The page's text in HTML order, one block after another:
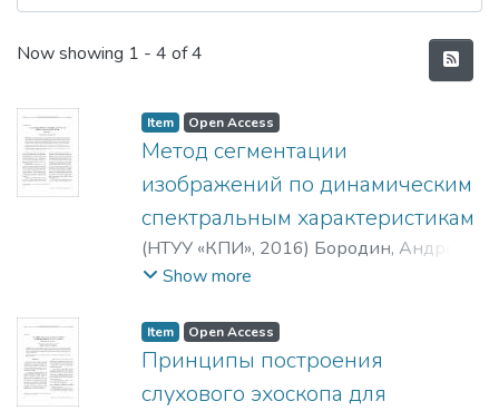
Recent Submissions
Now showing 1 - 4 of 4
Item Open Access
Метод сегментации
изображений по динамическим
спектральным характеристикам
(НТУУ «КПИ», 2016) Бородин, Андрей
Андреевич;Borodyn, Andrii A.
Show more
Item Open Access
Принципы построения
слухового эхоскопа для